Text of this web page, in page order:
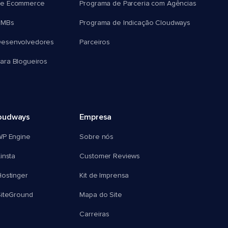
Ecommerce
Blogueiros
Programa de Parceria com Agências
Programa de Indicação Cloudways
Parceiros
Engine
Empresa
Sobre nós
Customer Reviews
Kit de Imprensa
Mapa do Site
Carreiras